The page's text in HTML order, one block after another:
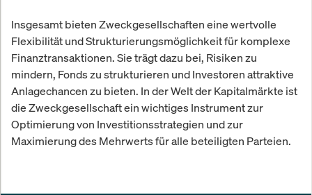
Insgesamt bieten Zweckgesellschaften eine wertvolle
Flexibilität und Strukturierungsmöglichkeit für komplexe
Finanztransaktionen. Sie trägt dazu bei, Risiken zu
mindern, Fonds zu strukturieren und Investoren attraktive
Anlagechancen zu bieten. In der Welt der Kapitalmärkte ist
die Zweckgesellschaft ein wichtiges Instrument zur
Optimierung von Investitionsstrategien und zur
Maximierung des Mehrwerts für alle beteiligten Parteien.